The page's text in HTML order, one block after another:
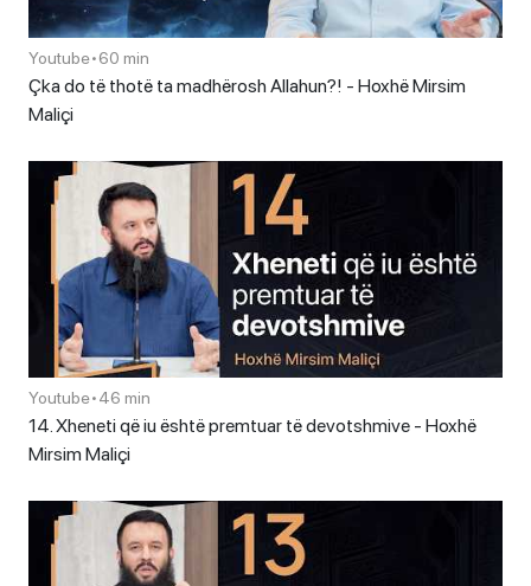
Youtube•60 min
Çka do të thotë ta madhërosh Allahun?! - Hoxhë Mirsim
Maliçi
Youtube•46 min
14. Xheneti që iu është premtuar të devotshmive - Hoxhë
Mirsim Maliçi